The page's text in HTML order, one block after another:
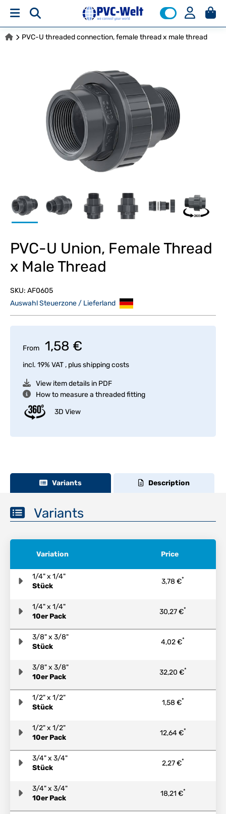
PVC-U threaded connection, female thread x male thread
PVC-U Union, Female Thread
x Male Thread
SKU: AF0605
Auswahl Steuerzone / Lieferland
From 1,58 €
incl. 19% VAT , plusshipping costs
View item details in PDF
How to measure a threaded fitting
3D View
Variants Description
Variants
Variation Price
1/4" x 1/4"
Stück
3,78 €*
1/4" x 1/4"
10er Pack
30,27 €*
3/8" x 3/8"
Stück
4,02 €*
3/8" x 3/8"
10er Pack
32,20 €*
1/2" x 1/2"
Stück
1,58 €*
1/2" x 1/2"
10er Pack
12,64 €*
3/4" x 3/4"
Stück
2,27 €*
3/4" x 3/4"
10er Pack
18,21 €*